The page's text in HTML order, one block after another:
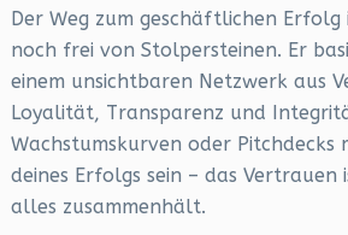
Der Weg zum geschäftlichen
noch frei von Stolpersteinen. Er
einem unsichtbaren Netzwerk aus
Loyalität, Transparenz und
Wachstumskurven oder Pitchdecks
deines Erfolgs sein – das Vertrauen
alles zusammenhält.